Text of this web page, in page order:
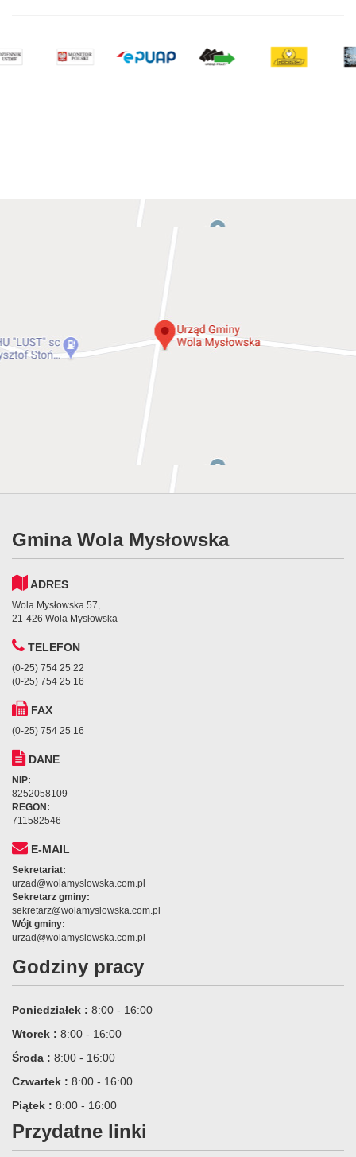
Gmina Wola Mysłowska
ADRES
Wola Mysłowska 57,
21-426 Wola Mysłowska
TELEFON
(0-25) 754 25 22
(0-25) 754 25 16
FAX
(0-25) 754 25 16
DANE
NIP:
8252058109
REGON:
711582546
E-MAIL
Sekretariat:
urzad@wolamyslowska.com.pl
Sekretarz gminy:
sekretarz@wolamyslowska.com.pl
Wójt gminy:
urzad@wolamyslowska.com.pl
Godziny pracy
Poniedziałek : 8:00 - 16:00
Wtorek : 8:00 - 16:00
Środa : 8:00 - 16:00
Czwartek : 8:00 - 16:00
Piątek : 8:00 - 16:00
Przydatne linki